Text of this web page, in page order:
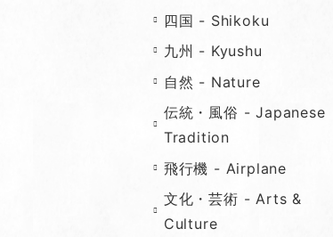
四国 - Shikoku
九州 - Kyushu
自然 - Nature
伝統・風俗 - Japanese
Tradition
飛行機 - Airplane
文化・芸術 - Arts &
Culture